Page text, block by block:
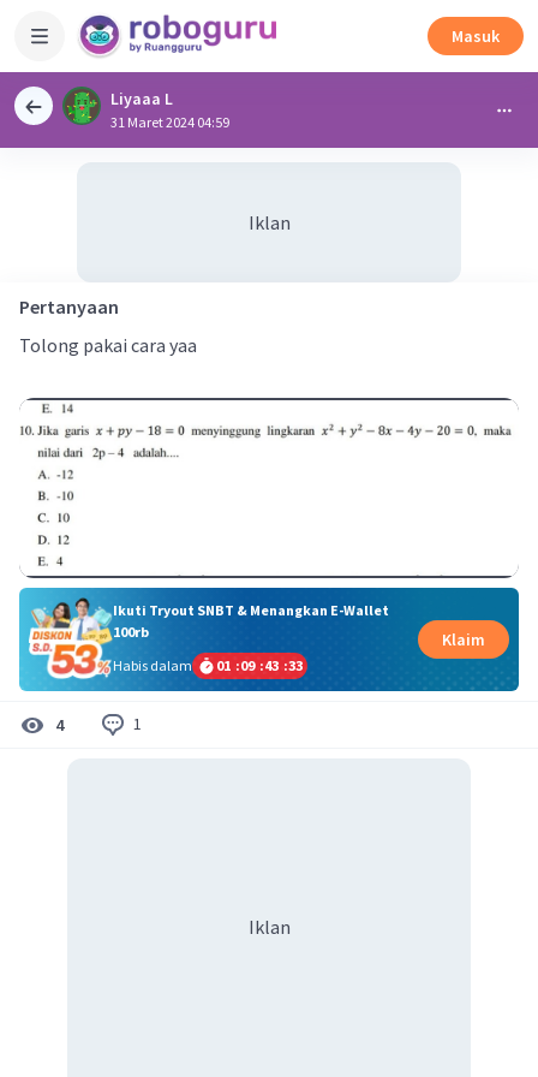
Masuk
Liyaaa L
31 Maret 2024 04:59
Iklan
Pertanyaan
Tolong pakai cara yaa
Ikuti Tryout SNBT & Menangkan E-Wallet
100rb
Habis dalam
01 :09 :43 :32
Klaim
4 1
Iklan